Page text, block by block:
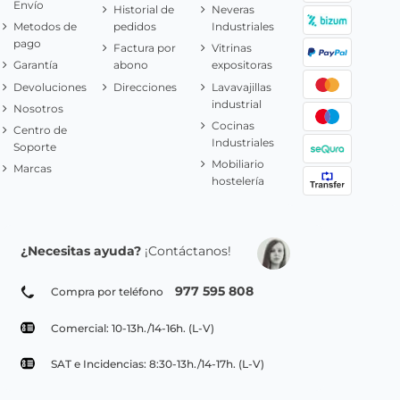
Envío
Metodos de
pago
Garantía
Devoluciones
Nosotros
Centro de
Soporte
Marcas
Historial de
pedidos
Factura por
abono
Direcciones
Neveras
Industriales
Vitrinas
expositoras
Lavavajillas
industrial
Cocinas
Industriales
Mobiliario
hostelería
¿Necesitas ayuda? ¡Contáctanos!
Compra por teléfono 977 595 808
Comercial: 10-13h./14-16h. (L-V)
SAT e Incidencias: 8:30-13h./14-17h. (L-V)